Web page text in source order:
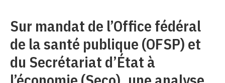
Sur mandat de l’Office fédéral
de la santé publique (OFSP) et
du Secrétariat d’État à